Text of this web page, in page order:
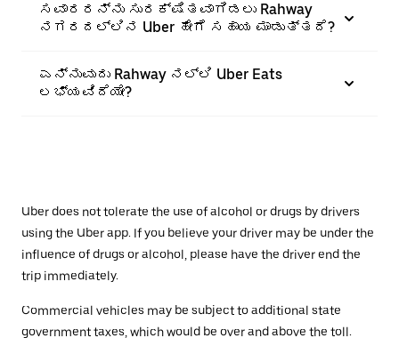
ಸವಾರರನ್ನು ಸುರಕ್ಷಿತವಾಗಿಡಲು Rahway
ನಗರದಲ್ಲಿನ Uber ಹೇಗೆ ಸಹಾಯ ಮಾಡುತ್ತದೆ?
ಎನ್ನುವುದು Rahway ನಲ್ಲಿ Uber Eats
ಲಭ್ಯವಿದೆಯೇ?
Uber does not tolerate the use of alcohol or drugs by drivers
using the Uber app. If you believe your driver may be under the
influence of drugs or alcohol, please have the driver end the
trip immediately.
Commercial vehicles may be subject to additional state
government taxes, which would be over and above the toll.